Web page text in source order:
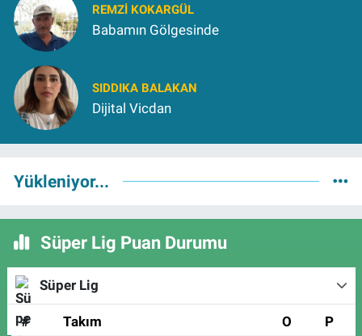
REMZI KOKARGÜL
Babamın Gölgesinde
SIDDIKA BALAKAN
Dijital Vicdan
Yükleniyor...
Süper Lig Puan Durumu
Süper Lig
# Takım O P